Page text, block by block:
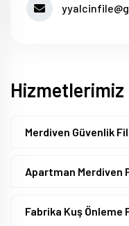
Hizmetlerimiz
Merdiven Güvenlik
Apartman Merdiven
Fabrika Kuş Önleme